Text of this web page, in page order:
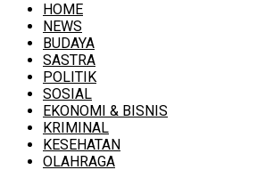
HOME
NEWS
BUDAYA
SASTRA
POLITIK
SOSIAL
EKONOMI & BISNIS
KRIMINAL
KESEHATAN
OLAHRAGA